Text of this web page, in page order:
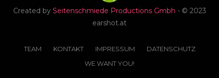
Created by Seitenschmiede Productions Gmbh - © 2023
earshot.at
TEAM KONTAKT IMPRESSUM
DATENSCHUTZ
WE WANT YOU!